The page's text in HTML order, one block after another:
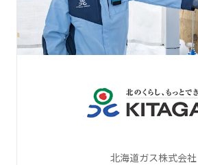
北海道ガス株式会社